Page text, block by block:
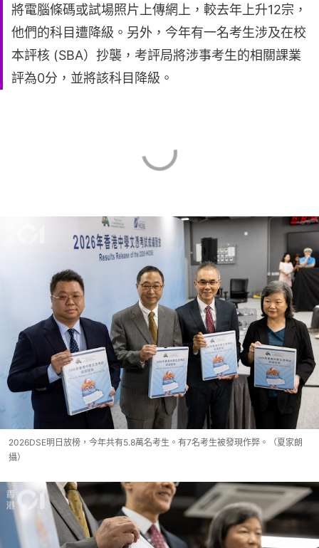
將電腦條碼或試場照片上傳網上，較去年上升12宗，
他們的科目遭降級。另外，今年有一名考生涉及在校
本評核 (SBA）抄襲，考評局將涉事考生的相關課業
評為0分，並將該科目降級。
2026DSE明日放榜，今年共有5.8萬名考生。有7名考生被發現作弊。（夏家朗
攝）